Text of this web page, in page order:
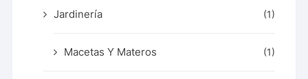
Jardinería (1)
Macetas Y Materos (1)